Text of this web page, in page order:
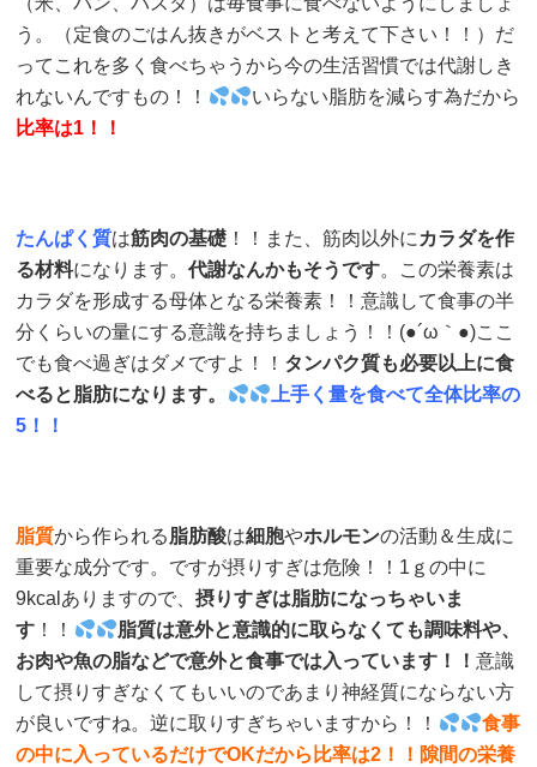
う。（定食のごはん抜きがベストと考えて下さい！！）だ
ってこれを多く食べちゃうから今の生活習慣では代謝しき
れないんですもの！！
いらない脂肪を減らす為だから
比率は1！！
たんぱく質は筋肉の基礎 ！！また、筋肉以外に カラダを作
る材料になります。代謝なんかもそうです。この栄養素は
カラダを形成する母体となる栄養素！！意識して食事の半
分くらいの量にする意識を持ちましょう！！(●´ω｀●)ここ
でも食べ過ぎはダメですよ！！ タンパク質も必要以上に食
べると脂肪になります。
上手く量を食べて全体比率の
5！！
脂質から作られる脂肪酸は細胞やホルモンの活動＆生成に
重要な成分です。ですが摂りすぎは危険！！1ｇの中に
9kcalありますので、摂りすぎは脂肪になっちゃいま
す ！！
脂質は意外と意識的に取らなくても調味料や、
お肉や魚の脂などで意外と食事では入っています！！意識
して摂りすぎなくてもいいのであまり神経質にならない方
が良いですね。逆に取りすぎちゃいますから！！
食事
の中に入っているだけでOKだから比率は2！！隙間の栄養